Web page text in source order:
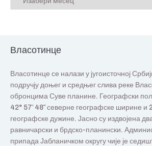
Власотинце
Власотинце се налази у југоисточној
подручју доњег и средњег слива реке
обронцима Суве планине. Географски
42° 57′ 48″ северне географске ширине и
географске дужине. Јасно су издвојена
равничарски и брдско-планински.
припада Јабланичком округу чије је